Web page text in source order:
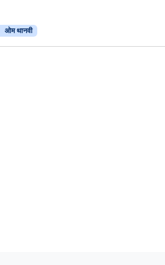
ओम थानवी